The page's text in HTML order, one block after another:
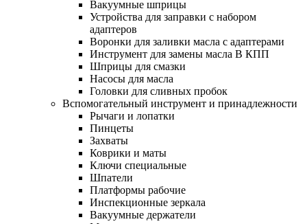
Вакуумные шприцы
Устройства для заправки с набором
адаптеров
Воронки для заливки масла с адаптерами
Инструмент для замены масла В КПП
Шприцы для смазки
Насосы для масла
Головки для сливных пробок
Вспомогательный инструмент и принадлежности
Рычаги и лопатки
Пинцеты
Захваты
Коврики и маты
Ключи специальные
Шпатели
Платформы рабочие
Инспекционные зеркала
Вакуумные держатели